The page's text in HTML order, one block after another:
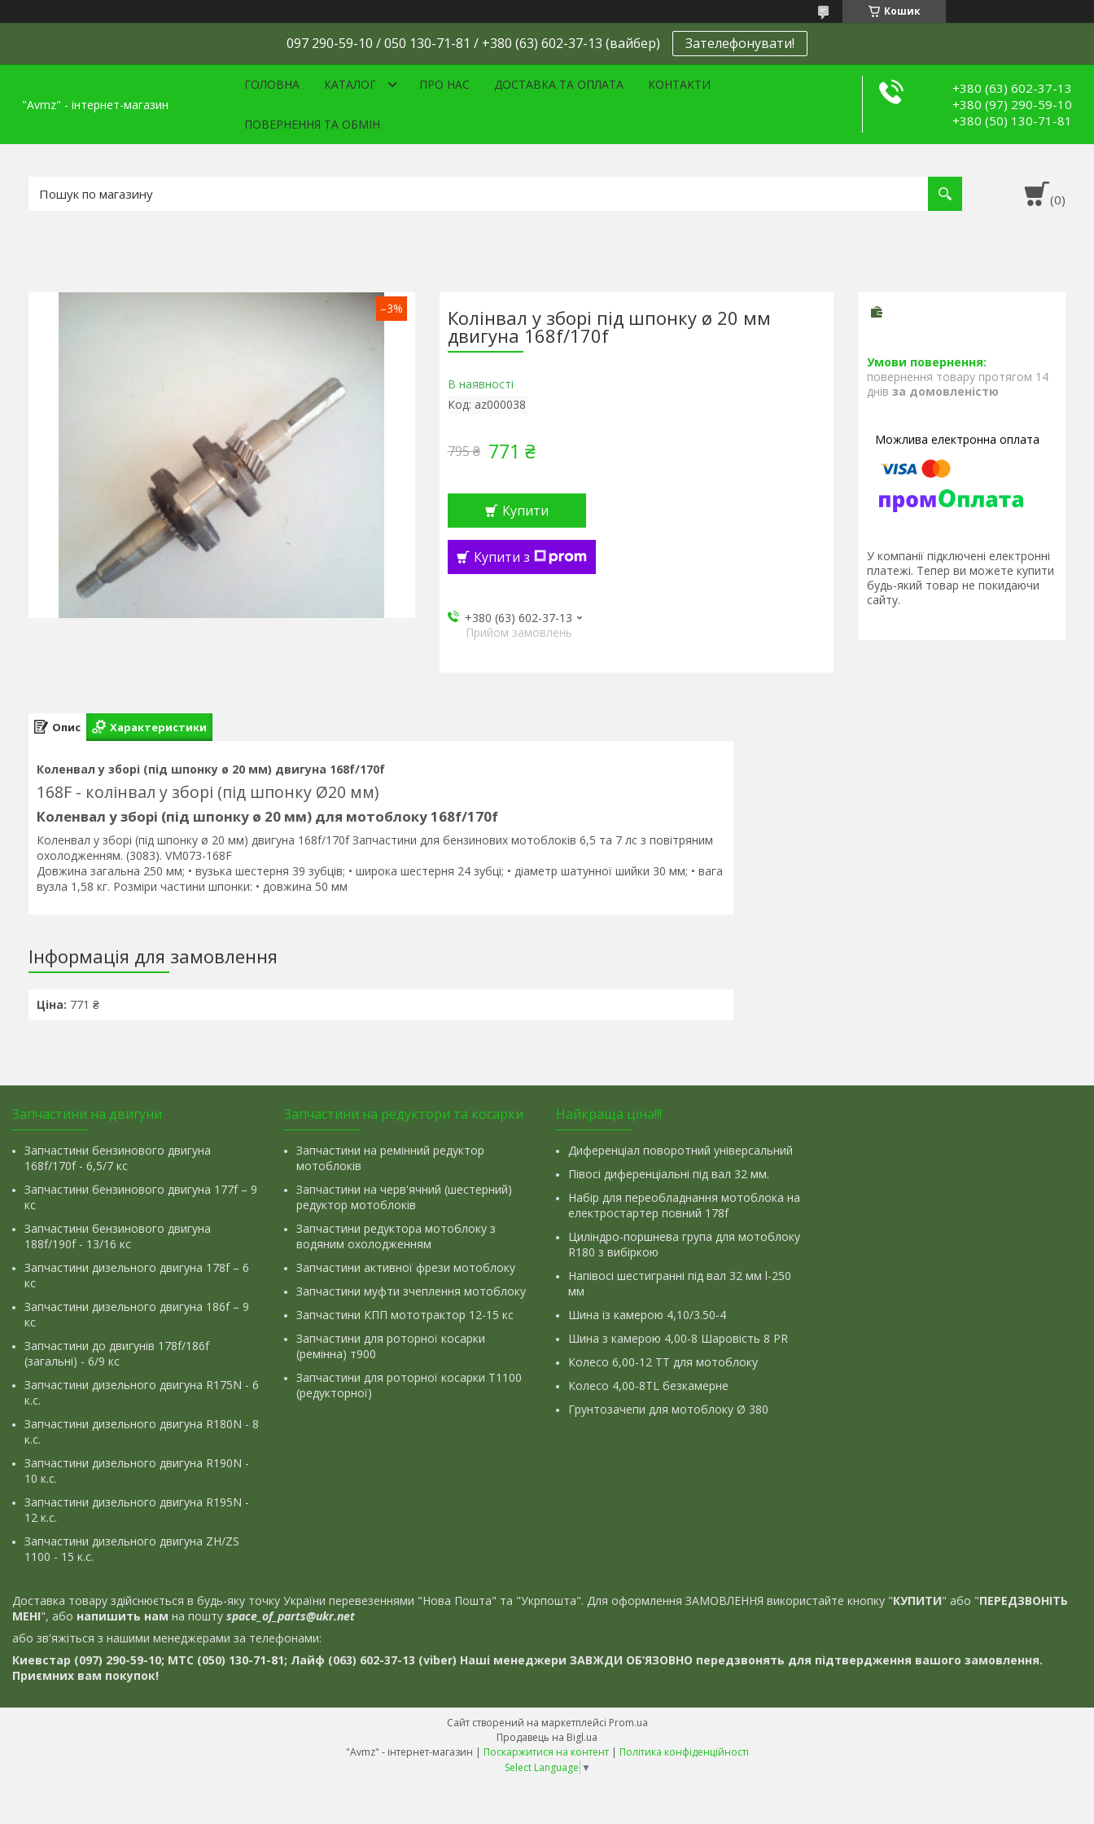
Кошик
097 290-59-10 / 050 130-71-81 / +380 (63) 602-37-13 (вайбер) Зателефонувати!
"Avmz" - інтернет-магазин
ГОЛОВНА КАТАЛОГ ПРО НАС ДОСТАВКА ТА ОПЛАТА КОНТАКТИ
ПОВЕРНЕННЯ ТА ОБМІН
+380 (63) 602-37-13
+380 (97) 290-59-10
+380 (50) 130-71-81
–3% Колінвал у зборі під шпонку ø 20 мм
двигуна 168f/170f
В наявності
Код: az000038
795 ₴ 771 ₴
Купити
Купити з
+380 (63) 602-37-13
Прийом замовлень
повернення товару протягом 14
днів за домовленістю
У компанії підключені електронні
платежі. Тепер ви можете купити
будь-який товар не покидаючи
сайту.
Опис Характеристики
Коленвал у зборі (під шпонку ø 20 мм) двигуна 168f/170f
168F - колінвал у зборі (під шпонку Ø20 мм)
Коленвал у зборі (під шпонку ø 20 мм) для мотоблоку 168f/170f
Коленвал у зборі (під шпонку ø 20 мм) двигуна 168f/170f Запчастини для бензинових мотоблоків 6,5 та 7 лс з повітряним
охолодженням. (3083). VM073-168F
Довжина загальна 250 мм; • вузька шестерня 39 зубців; • широка шестерня 24 зубці; • діаметр шатунної шийки 30 мм; • вага
вузла 1,58 кг. Розміри частини шпонки: • довжина 50 мм
Інформація для замовлення
Ціна: 771 ₴
Запчастини на двигуни
Запчастини бензинового двигуна
168f/170f - 6,5/7 кс
Запчастини бензинового двигуна 177f – 9
кс
Запчастини бензинового двигуна
188f/190f - 13/16 кс
Запчастини дизельного двигуна 178f – 6
кс
Запчастини дизельного двигуна 186f – 9
кс
Запчастини до двигунів 178f/186f
(загальні) - 6/9 кс
Запчастини дизельного двигуна R175N - 6
к.с.
Запчастини дизельного двигуна R180N - 8
к.с.
Запчастини дизельного двигуна R190N -
10 к.с.
Запчастини дизельного двигуна R195N -
12 к.с.
Запчастини дизельного двигуна ZH/ZS
1100 - 15 к.с.
Запчастини на редуктори та косарки
Запчастини на ремінний редуктор
мотоблоків
Запчастини на черв'ячний (шестерний)
редуктор мотоблоків
Запчастини редуктора мотоблоку з
водяним охолодженням
Запчастини активної фрези мотоблоку
Запчастини муфти зчеплення мотоблоку
Запчастини КПП мототрактор 12-15 кс
Запчастини для роторної косарки
(ремінна) т900
Запчастини для роторної косарки Т1100
(редукторної)
Найкраща ціна!!!
Диференціал поворотний універсальний
Півосі диференціальні під вал 32 мм.
Набір для переобладнання мотоблока на
електростартер повний 178f
Циліндро-поршнева група для мотоблоку
R180 з вибіркою
Напівосі шестигранні під вал 32 мм l-250
мм
Шина із камерою 4,10/3.50-4
Шина з камерою 4,00-8 Шаровість 8 PR
Колесо 6,00-12 ТТ для мотоблоку
Колесо 4,00-8TL безкамерне
Грунтозачепи для мотоблоку Ø 380
Доставка товару здійснюється в будь-яку точку України перевезеннями "Нова Пошта" та "Укрпошта". Для оформлення ЗАМОВЛЕННЯ використайте кнопку "КУПИТИ" або "ПЕРЕДЗВОНІТЬ
МЕНІ", або напишить нам на пошту space_of_parts@ukr.net
або зв'яжіться з нашими менеджерами за телефонами:
Киевстар (097) 290-59-10; МТС (050) 130-71-81; Лайф (063) 602-37-13 (viber) Наші менеджери ЗАВЖДИ ОБ’ЯЗОВНО передзвонять для підтвердження вашого замовлення.
Приємних вам покупок!
Сайт створений на маркетплейсі Prom.ua
Продавець на Bigl.ua
"Avmz" - інтернет-магазин | Поскаржитися на контент | Політика конфіденційності
Select Language ▼